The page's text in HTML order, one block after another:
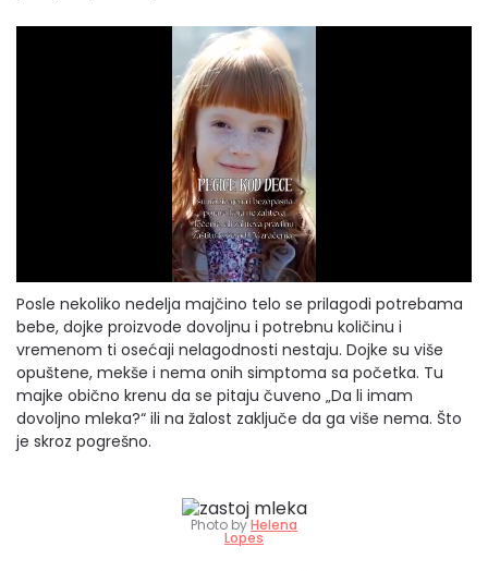
Posle nekoliko nedelja majčino telo se prilagodi potrebama
bebe, dojke proizvode dovoljnu i potrebnu količinu i
vremenom ti osećaji nelagodnosti nestaju. Dojke su više
opuštene, mekše i nema onih simptoma sa početka. Tu
majke obično krenu da se pitaju čuveno „Da li imam
dovoljno mleka?“ ili na žalost zaključe da ga više nema. Što
je skroz pogrešno.
Photo byHelena
Lopes